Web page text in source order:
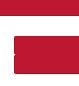
Навигация по